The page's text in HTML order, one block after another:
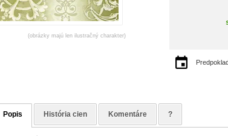
(obrázky majú len ilustračný charakter)
Popis História cien Komentáre ?